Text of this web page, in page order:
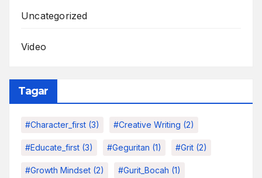
Uncategorized
Video
Tagar
#character_first (3) #Creative Writing (2)
#educate_first (3) #Geguritan (1) #grit (2)
#growth Mindset (2) #Gurit_Bocah (1)